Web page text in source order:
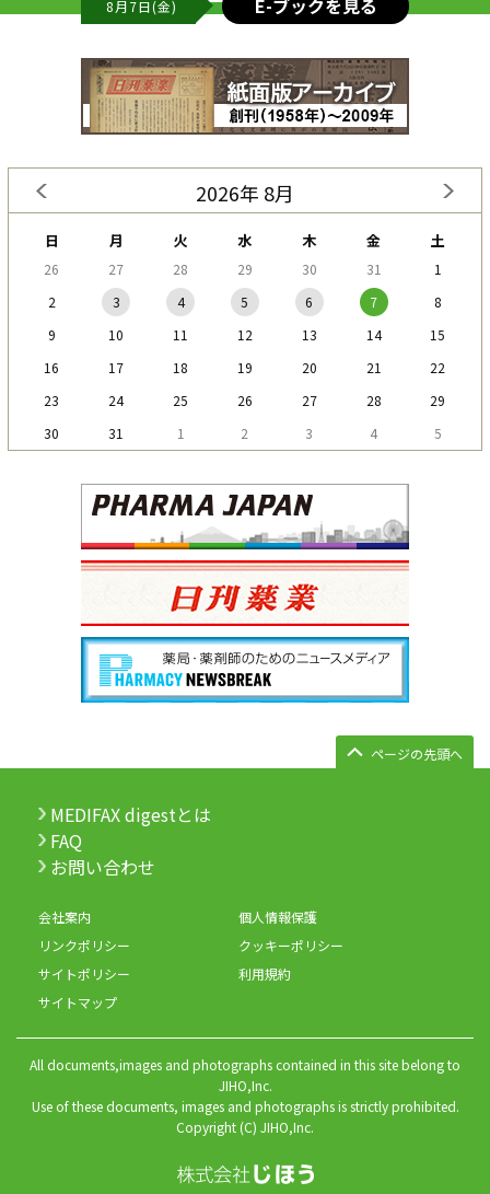
8月7日(金) E-ブックを見る
2026年 8月
日 月 火 水 木 金 土
26 27 28 29 30 31
1
2
3 4 5 6 7
8
9
10 11 12 13 14
15
16
17 18 19 20 21
22
23
24 25 26 27 28
29
30
31 1 2 3 4 5
ページの先頭へ
MEDIFAX digestとは
FAQ
お問い合わせ
会社案内
個人情報保護
リンクポリシー
クッキーポリシー
サイトポリシー
利用規約
サイトマップ
All documents,images and photographs contained in this site belong to
JIHO,Inc.
Use of these documents, images and photographs is strictly prohibited.
Copyright (C) JIHO,Inc.